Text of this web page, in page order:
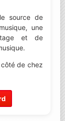
source de
une
et de
de chez